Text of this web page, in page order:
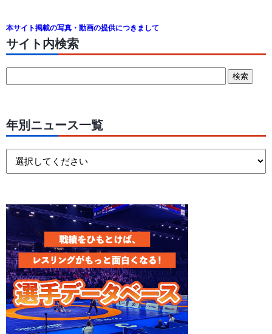
本サイト掲載の写真・動画の提供につきまして
サイト内検索
年別ニュース一覧